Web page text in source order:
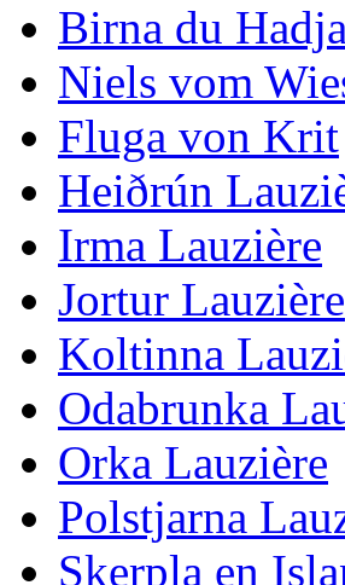
Birna du Hadja
Niels vom
Fluga von Krit
Heiðrún
Irma Lauzière
Jortur Lauzière
Koltinna
Odabrunka
Orka Lauzière
Polstjarna
Skerpla en